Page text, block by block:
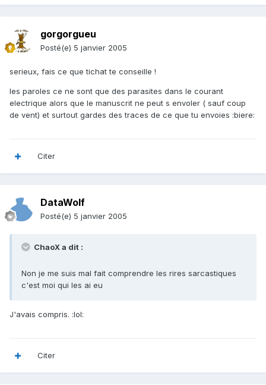
gorgorgueu
Posté(e) 5 janvier 2005
serieux, fais ce que tichat te conseille !
les paroles ce ne sont que des parasites dans le courant
electrique alors que le manuscrit ne peut s envoler ( sauf coup
de vent) et surtout gardes des traces de ce que tu envoies :biere:
Citer
DataWolf
Posté(e) 5 janvier 2005
ChaoX a dit :
Non je me suis mal fait comprendre les rires sarcastiques
c'est moi qui les ai eu
J'avais compris. :lol:
Citer